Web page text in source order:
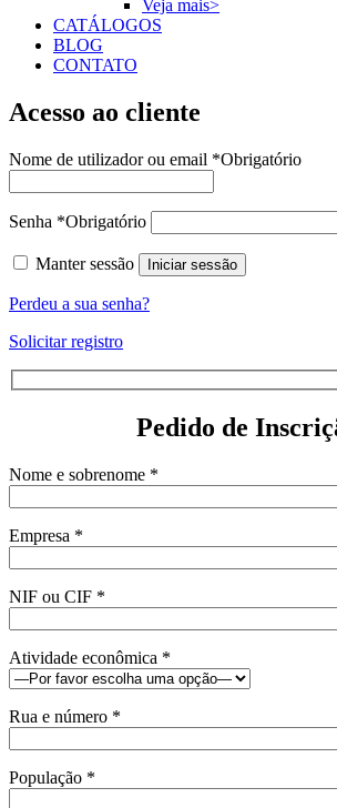
Veja mais>
CATÁLOGOS
BLOG
CONTATO
Acesso ao cliente
Nome de utilizador ou email *Obrigatório
Senha *Obrigatório
Manter sessão Iniciar sessão
Perdeu a sua senha?
Solicitar registro
Pedido de
Nome e sobrenome *
Empresa *
NIF ou CIF *
Atividade econômica *
Rua e número *
População *